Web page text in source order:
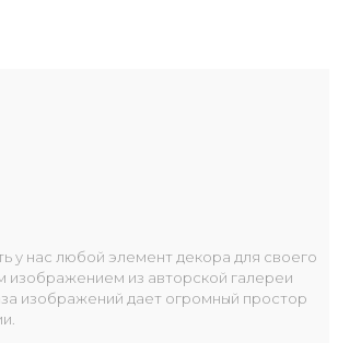
у нас любой элемент декора для своего
изображением из авторской галереи
изображений дает огромный простор